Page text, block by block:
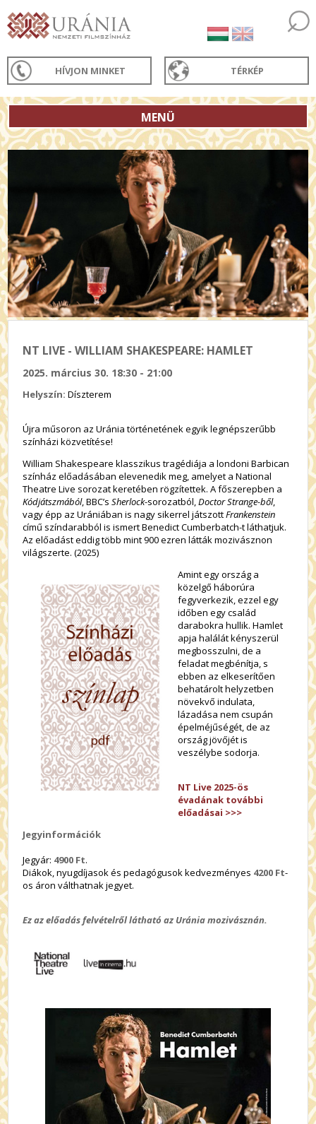
HÍVJON MINKET TÉRKÉP
MENÜ
NT LIVE - WILLIAM SHAKESPEARE: HAMLET
2025. március 30. 18:30 - 21:00
Helyszín:Díszterem
Újra műsoron az Uránia történetének egyik legnépszerűbb
színházi közvetítése!
William Shakespeare klasszikus tragédiája a londoni Barbican
színház előadásában elevenedik meg, amelyet a National
Theatre Live sorozat keretében rögzítettek. A főszerepben a
Kódjátszmából,BBC’sSherlock-sorozatból,Doctor Strange-ből,
vagy épp az Urániában is nagy sikerrel játszottFrankenstein
című színdarabból is ismert Benedict Cumberbatch-t láthatjuk.
Az előadást eddig több mint 900 ezren látták mozivásznon
világszerte. (2025)
Amint egy ország a
közelgő háborúra
fegyverkezik, ezzel egy
időben egy család
darabokra hullik. Hamlet
apja halálát kényszerül
megbosszulni, de a
feladat megbénítja, s
ebben az elkeserítően
behatárolt helyzetben
növekvő indulata,
lázadása nem csupán
épelméjűségét, de az
ország jövőjét is
veszélybe sodorja.
NT Live 2025-ös
évadának további
előadásai >>>
Jegyinformációk
Jegyár: 4900 Ft.
Diákok, nyugdíjasok és pedagógusok kedvezményes 4200 Ft-
os áron válthatnak jegyet.
Ez az előadás felvételről látható az Uránia mozivásznán.